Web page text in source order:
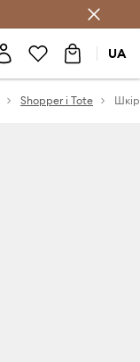
UA
Shopper і Tote